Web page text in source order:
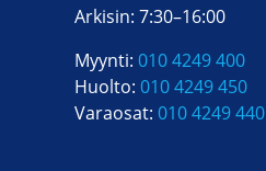
Arkisin: 7:30–16:00
Myynti: 010 4249 400
Huolto: 010 4249 450
Varaosat: 010 4249 440